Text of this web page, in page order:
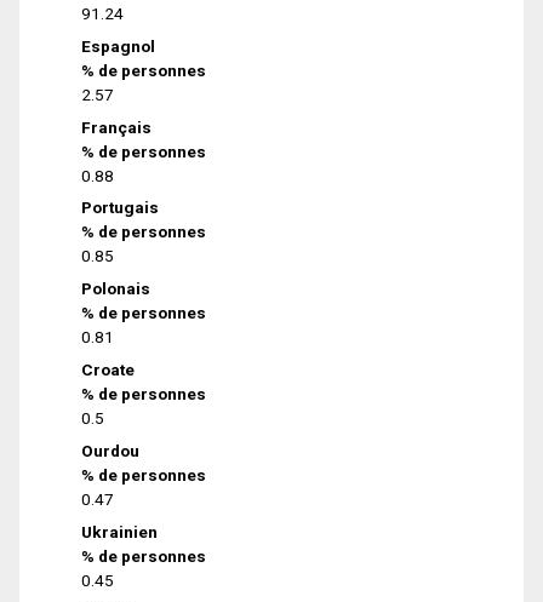
91.24
Espagnol
% de personnes
2.57
Français
% de personnes
0.88
Portugais
% de personnes
0.85
Polonais
% de personnes
0.81
Croate
% de personnes
0.5
Ourdou
% de personnes
0.47
Ukrainien
% de personnes
0.45